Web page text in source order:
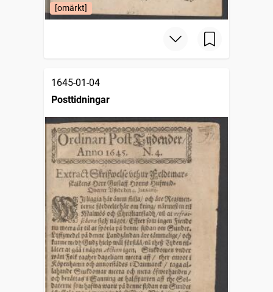
[omärkt]
1645-01-04
Posttidningar